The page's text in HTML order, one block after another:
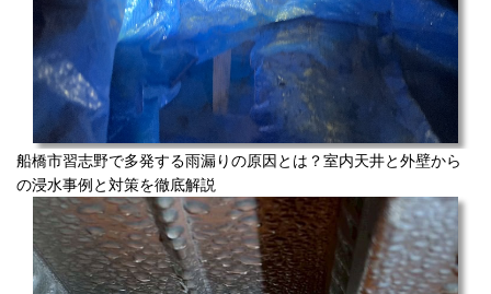
船橋市習志野で多発する雨漏りの原因とは？室内天井と外壁から
の浸水事例と対策を徹底解説